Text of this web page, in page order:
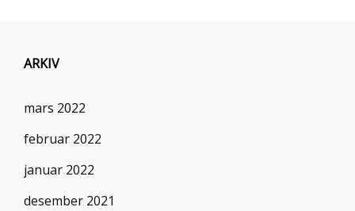
ARKIV
mars 2022
februar 2022
januar 2022
desember 2021